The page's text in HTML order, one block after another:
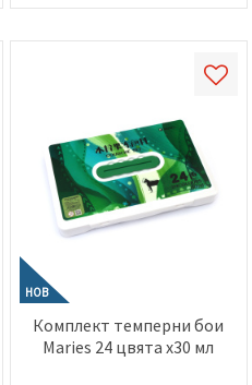
НОВ
Комплект темперни бои
Maries 24 цвята x30 мл